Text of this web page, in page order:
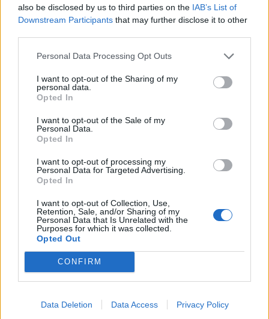
also be disclosed by us to third parties on the IAB’s List of
Downstream Participants that may further disclose it to other
Personal Data Processing Opt Outs
I want to opt-out of the Sharing of my
personal data.
Opted In
I want to opt-out of the Sale of my
Personal Data.
Opted In
I want to opt-out of processing my
Personal Data for Targeted Advertising.
Opted In
I want to opt-out of Collection, Use,
Retention, Sale, and/or Sharing of my
Personal Data that Is Unrelated with the
Purposes for which it was collected.
Opted Out
CONFIRM
Data Deletion Data Access Privacy Policy
ALTRE NOTIZIE DI RHO